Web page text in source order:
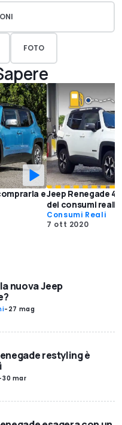
FOTO
eJeep Renegade
dei consumi reali
Consumi Reali
7 ott 2020
nuova Jeep
- 27 mag
restyling è
30 mar